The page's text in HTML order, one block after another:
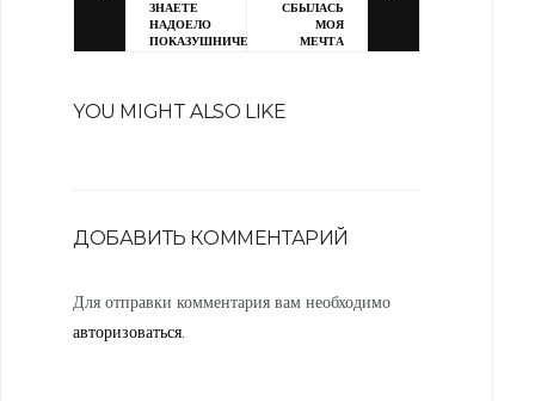
ЗНАЕТЕ
НАДОЕЛО
ПОКАЗУШНИЧЕСТВО
СБЫЛАСЬ
МОЯ
МЕЧТА
YOU MIGHT ALSO LIKE
ДОБАВИТЬ КОММЕНТАРИЙ
Для отправки комментария вам необходимо
авторизоваться.